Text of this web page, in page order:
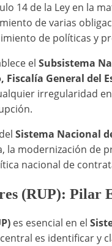
14 de la Ley en la
de varias
de políticas y
el Subsistema
Fiscalía General del
irregularidad
Sistema Nacional
modernización de
nacional de
(RUP): Pilar
es esencial en el
es identificar y